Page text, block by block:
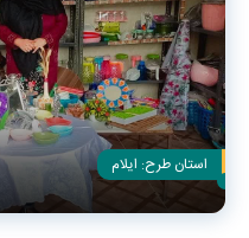
استان طرح: ایلام